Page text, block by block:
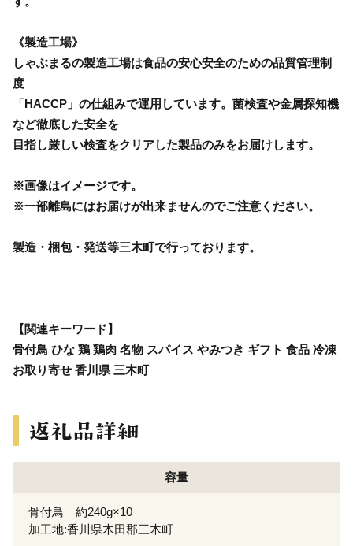
《製造工場》
しゃぶまるの製造工場は食品の安心安全のための品質管理制
度
「HACCP」の仕組みで運用しています。菌検査や金属探知機
など徹底した安全を
目指し厳しい検査をクリアした製品のみをお届けします。
※画像はイメージです。
※一部離島にはお届けが出来ませんのでご注意ください。
製造・梱包・発送等三木町で行っております。
【関連キーワード】
骨付鳥 ひな 鶏 鶏肉 名物 スパイス やみつき ギフト 食品 冷凍
お取り寄せ 香川県 三木町
容量
骨付鳥 約240g×10
加工地:香川県木田郡三木町